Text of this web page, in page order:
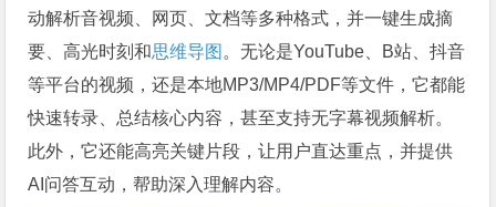
动解析音视频、网页、文档等多种格式，并一键生成摘
要、高光时刻和思维导图 。无论是YouTube、B站、抖音
等平台的视频，还是本地MP3/MP4/PDF等文件，它都能
快速转录、总结核心内容，甚至支持无字幕视频解析。
此外，它还能高亮关键片段，让用户直达重点，并提供
AI问答互动，帮助深入理解内容。